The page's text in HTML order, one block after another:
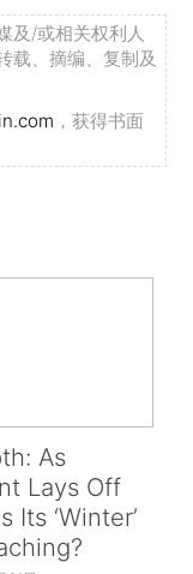
及/或相关权利人
载、摘编、复制及
，获得书面
As
Lays Off
Its ‘Winter’